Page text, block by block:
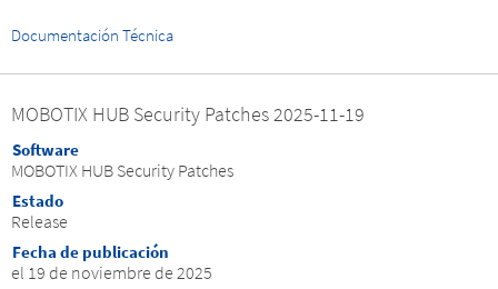
Documentación Técnica
MOBOTIX HUB Security Patches 2025-11-19
Software
MOBOTIX HUB Security Patches
Estado
Release
Fecha de publicación
el 19 de noviembre de 2025